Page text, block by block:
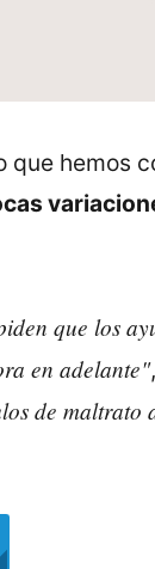
que hemos
que los
en adelante"
de maltrato